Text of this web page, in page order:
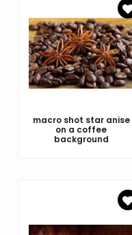
macro shot star anise
on a coffee
background